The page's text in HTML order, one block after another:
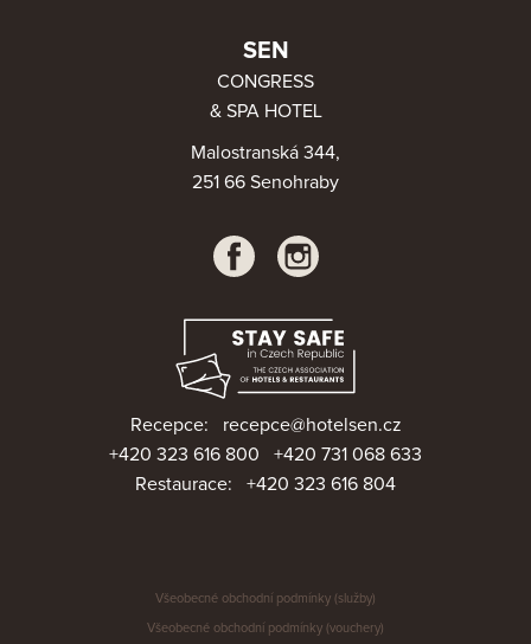
SEN
CONGRESS
& SPA HOTEL
Malostranská 344,
251 66 Senohraby
Recepce: recepce@hotelsen.cz
+420 323 616 800
+420 731 068 633
Restaurace: +420 323 616 804
Všeobecné obchodní podmínky (služby)
Všeobecné obchodní podmínky (vouchery)